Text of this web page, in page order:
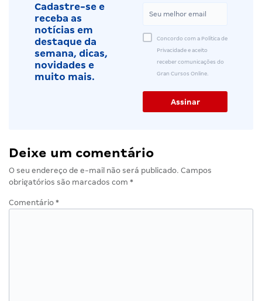
Cadastre-se e
receba as
notícias em
destaque da
semana, dicas,
novidades e
muito mais.
Concordo com a Política de
Privacidade e aceito
receber comunicações do
Gran Cursos Online.
Deixe um comentário
O seu endereço de e-mail não será publicado. Campos
obrigatórios são marcados com *
Comentário *